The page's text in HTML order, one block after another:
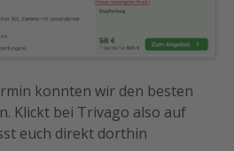
konnten wir den besten
Klickt bei Trivago also auf
euch direkt dorthin